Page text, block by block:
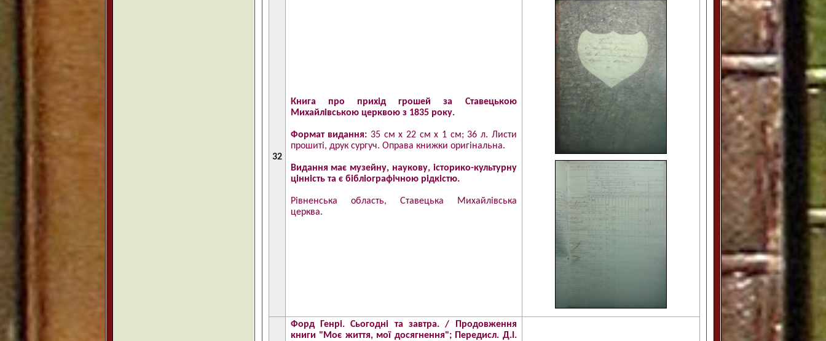
32
Книга про прихід грошей за Ставецькою
Михайлівською церквою з 1835 року.
Формат видання: 35 см х 22 см х 1 см; 36 л. Листи
прошиті, друк сургуч. Оправа книжки оригінальна.
Видання має музейну, наукову, історико-культурну
цінність та є бібліографічною рідкістю.
Рівненська область, Ставецька Михайлівська
церква.
Форд Генрі. Сьогодні та завтра. / Продовження
книги "Моє життя, мої досягнення"; Передисл. Д.І.